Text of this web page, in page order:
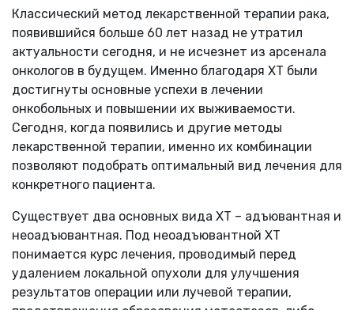
Классический метод лекарственной терапии рака,
появившийся больше 60 лет назад не утратил
актуальности сегодня, и не исчезнет из арсенала
онкологов в будущем. Именно благодаря ХТ были
достигнуты основные успехи в лечении
онкобольных и повышении их выживаемости.
Сегодня, когда появились и другие методы
лекарственной терапии, именно их комбинации
позволяют подобрать оптимальный вид лечения для
конкретного пациента.
Существует два основных вида ХТ – адъювантная и
неоадъювантная. Под неоадъювантной ХТ
понимается курс лечения, проводимый перед
удалением локальной опухоли для улучшения
результатов операции или лучевой терапии,